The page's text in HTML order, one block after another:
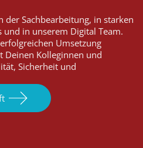
der Sachbearbeitung, in starken
in unserem Digital Team.
Umsetzung
Deinen Kolleginnen und
Sicherheit und